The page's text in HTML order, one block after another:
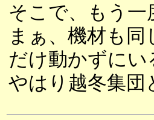
そこで、もう一
まぁ、機材も
だけ動かずに
やはり越冬集団